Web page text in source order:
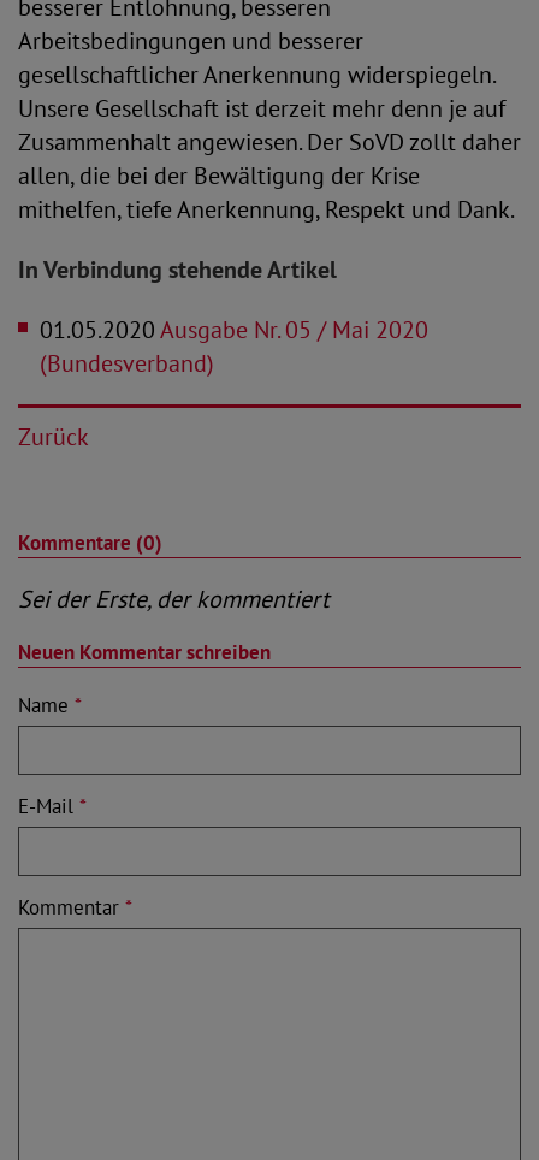
besserer Entlohnung, besseren
Arbeitsbedingungen und besserer
gesellschaftlicher Anerkennung widerspiegeln.
Unsere Gesellschaft ist derzeit mehr denn je auf
Zusammenhalt angewiesen. Der SoVD zollt daher
allen, die bei der Bewältigung der Krise
mithelfen, tiefe Anerkennung, Respekt und Dank.
In Verbindung stehende Artikel
01.05.2020Ausgabe Nr. 05 / Mai 2020
(Bundesverband)
Zurück
Kommentare (0)
Sei der Erste, der kommentiert
Neuen Kommentar schreiben
Name *
E-Mail *
Kommentar *